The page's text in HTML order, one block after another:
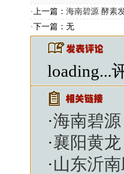
·上一篇： 海南碧源 酵素
·下一篇：无
loading...
·海南碧
·襄阳黄
·山东沂